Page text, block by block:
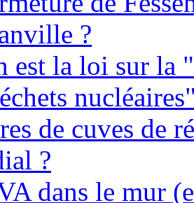
?
est la loi sur la
de cuves de
?
dans le mur